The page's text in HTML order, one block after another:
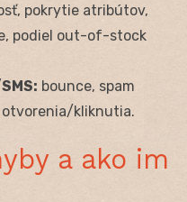
pokrytie atribútov,
podiel out-of-stock
bounce, spam
otvorenia/kliknutia.
a ako im